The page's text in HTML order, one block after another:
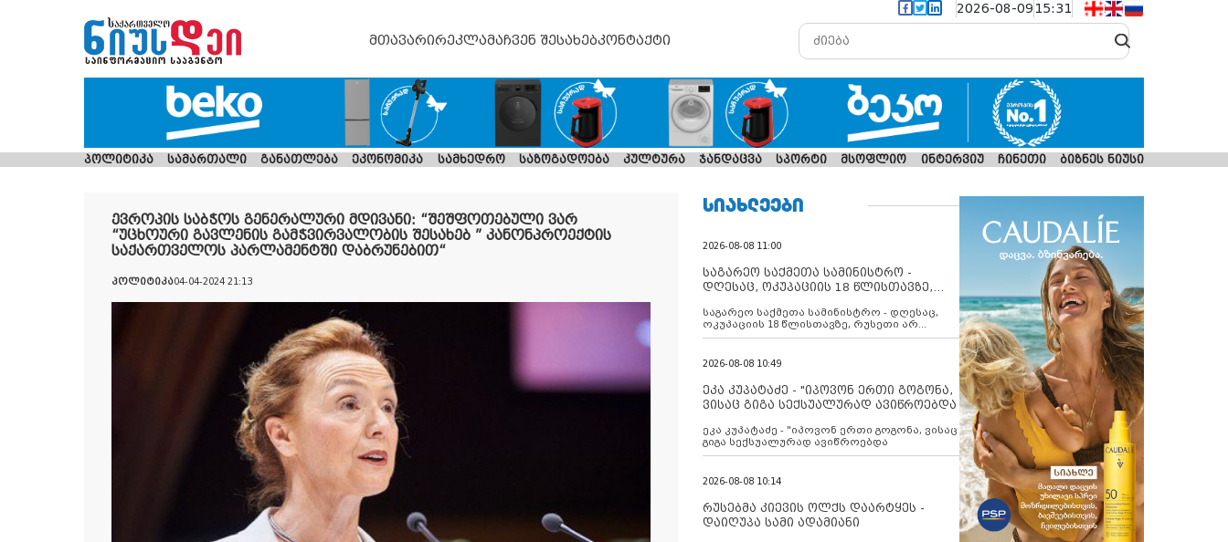
2026-08-09 15:31
მთავარირეკლამაჩვენ შესახებკონტაქტი
პოლიტიკა სამართალი განათლება ეკონომიკა სამხედრო საზოგადოება კულტურა ჯანდაცვა სპორტი მსოფლიო ინტერვიუ ჩინეთი ბიზნეს ნიუსი
ევროპის საბჭოს გენერალური მდივანი: “შეშფოთებული ვარ
“უცხოური გავლენის გამჭვირვალობის შესახებ ” კანონპროექტის
საქართველოს პარლამენტში დაბრუნებით“
პოლიტიკა04-04-2024 21:13
ᲡᲘᲐᲮᲚᲔᲔᲑᲘ
2026-08-08 11:00
საგარეო საქმეთა სამინისტრო -
დღესაც, ოკუპაციის 18 წლისთავზე,
შუამავლ
საგარეო საქმეთა სამინისტრო - დღესაც,
ოკუპაციის 18 წლისთავზე, რუსეთი არ
ასრულებს ევროკავშირის შუამავლობით
შეწყვეტის შეთანხმებას. მეტიც, რუსეთი
ოკუპირებულ რეგიონებში, აგრძელებს მათი
მილიტარიზაციის პროცესს და აქტიურად
დგამს ნაბიჯებს მათი ფაქტობრივი
2026-08-08 10:49
ეკა კუპატაძე - "იპოვონ ერთი გოგონა,
ვისაც გიგა სექსუალურად ავიწროებდა
ეკა კუპატაძე - "იპოვონ ერთი გოგონა, ვისაც
გიგა სექსუალურად ავიწროებდა
2026-08-08 10:14
რუსებმა კიევის ოლქს დაარტყეს -
დაიღუპა სამი ადამიანი